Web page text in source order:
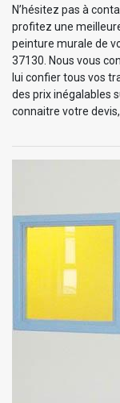
N’hésitez pas à
profitez une
peinture murale de
37130. Nous vous
lui confier tous vos
des prix inégalables
connaitre votre